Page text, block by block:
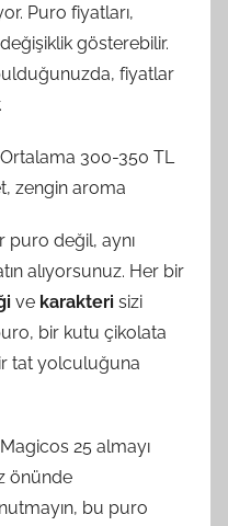
Puro fiyatları,
gösterebilir.
fiyatlar
300-350 TL
zengin aroma
puro değil, aynı
alıyorsunuz. Her bir
ve karakteri sizi
bir kutu çikolata
tat yolculuğuna
25 almayı
önünde
bu puro